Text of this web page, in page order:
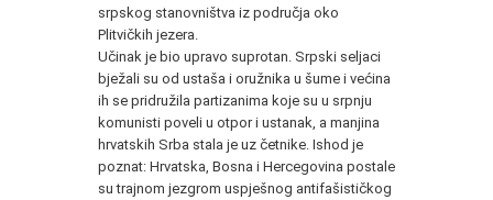
srpskog stanovništva iz područja oko
Plitvičkih jezera.
Učinak je bio upravo suprotan. Srpski seljaci
bježali su od ustaša i oružnika u šume i većina
ih se pridružila partizanima koje su u srpnju
komunisti poveli u otpor i ustanak, a manjina
hrvatskih Srba stala je uz četnike. Ishod je
poznat: Hrvatska, Bosna i Hercegovina postale
su trajnom jezgrom uspješnog antifašističkog